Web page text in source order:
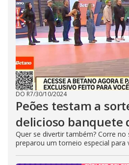
DO R7/30/10/2024
Peões testam a
delicioso banquete
Quer se divertir também? Corre
preparou um torneio especial para